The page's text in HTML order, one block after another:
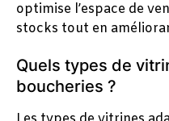
optimise l’espace de
stocks tout en
Quels types de
boucheries ?